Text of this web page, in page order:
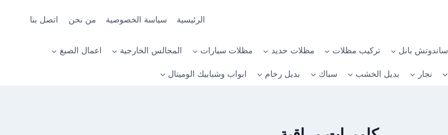
الرئيسية سياسة الخصوصية من نحن اتصل بنا
ساندوتش بانل تركيب مظلات مظلات حديد مظلات سيارات المجالس الخارجية اعمال الصبغ
نجار بديل الخشب سباك بديل رخام ابواب وشبابيك الوميتال